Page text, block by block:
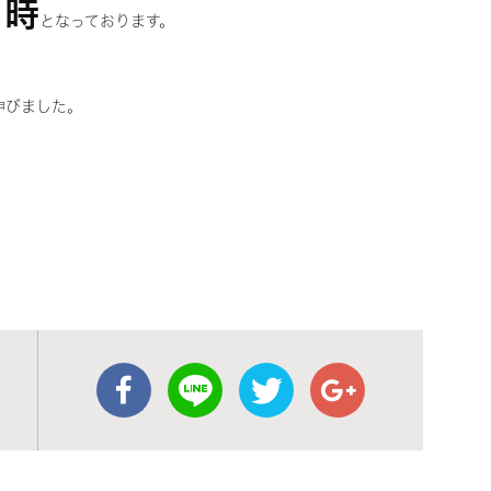
となっております。
ました。